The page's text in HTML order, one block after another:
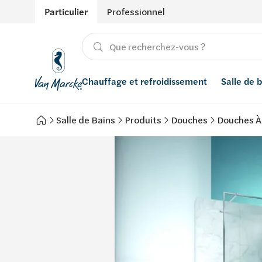
Particulier Professionnel
Chauffage et refroidissement
Chauffage
Salle de
Produits
Énergies renouvelables
Adoucisseurs d’eau
Salle de Bains Produits Douches Douches